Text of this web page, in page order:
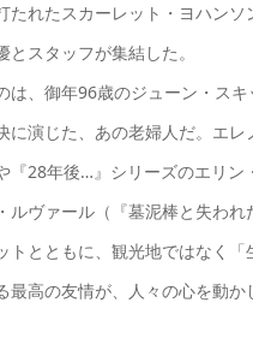
たれたスカーレット・ヨハン
とスタッフが集結した。
は、御年96歳のジューン・ス
に演じた、あの老婦人だ。エ
『28年後…』シリーズのエリン
ルヴァール（『墓泥棒と失わ
トとともに、観光地ではなく
最高の友情が、人々の心を動